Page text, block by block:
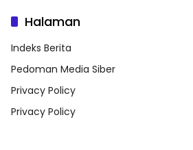
Halaman
Indeks Berita
Pedoman Media Siber
Privacy Policy
Privacy Policy